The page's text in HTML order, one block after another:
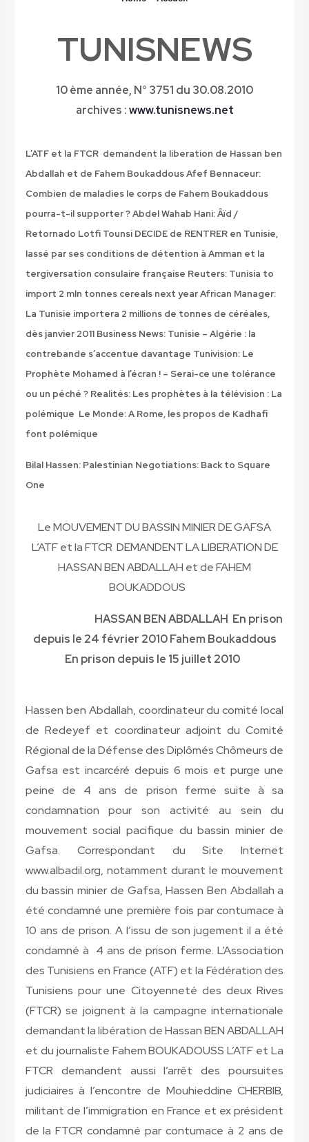
TUNISNEWS
10 ème année, N° 3751 du 30.08.2010
archives :www.tunisnews.net
L’ATF et la FTCR demandent la liberation de Hassan ben
Abdallah et de Fahem BoukaddousAfef Bennaceur:
Combien de maladies le corps de Fahem Boukaddous
pourra-t-il supporter ?Abdel Wahab Hani: Âïd /
Retornado Lotfi Tounsi DECIDE de RENTRER en Tunisie,
lassé par ses conditions de détention à Amman et la
tergiversation consulaire française Reuters: Tunisia to
import 2 mln tonnes cereals next yearAfrican Manager:
La Tunisie importera 2 millions de tonnes de céréales,
dès janvier 2011 Business News: Tunisie – Algérie : la
contrebande s’accentue davantage Tunivision: Le
Prophète Mohamed à l’écran ! – Serai-ce une tolérance
ou un péché ? Realités: Les prophètes à la télévision : La
polémique Le Monde: A Rome, les propos de Kadhafi
font polémique
Bilal Hassen: Palestinian Negotiations: Back to Square
One
Le MOUVEMENT DU BASSIN MINIER DE GAFSA
L’ATF et la FTCR DEMANDENT LA LIBERATION DE
HASSAN BEN ABDALLAH et de FAHEM
BOUKADDOUS
HASSAN BEN ABDALLAH En prison
depuis le 24 février 2010 Fahem Boukaddous
En prison depuis le 15 juillet 2010
Hassen ben Abdallah, coordinateur du comité local
de Redeyef et coordinateur adjoint du Comité
Régional de la Défense des Diplômés Chômeurs de
Gafsa est incarcéré depuis 6 mois et purge une
peine de 4 ans de prison ferme suite à sa
condamnation pour son activité au sein du
mouvement social pacifique du bassin minier de
Gafsa. Correspondant du Site Internet
www.albadil.org, notamment durant le mouvement
du bassin minier de Gafsa, Hassen Ben Abdallah a
été condamné une première fois par contumace à
10 ans de prison. A l’issu de son jugement il a été
condamné à 4 ans de prison ferme. L’Association
des Tunisiens en France (ATF) et la Fédération des
Tunisiens pour une Citoyenneté des deux Rives
(FTCR) se joignent à la campagne internationale
demandant la libération de Hassan BEN ABDALLAH
et du journaliste Fahem BOUKADOUSS L’ATF et La
FTCR demandent aussi l’arrêt des poursuites
judiciaires à l’encontre de Mouhieddine CHERBIB,
militant de l’immigration en France et ex président
de la FTCR condamné par contumace à 2 ans de